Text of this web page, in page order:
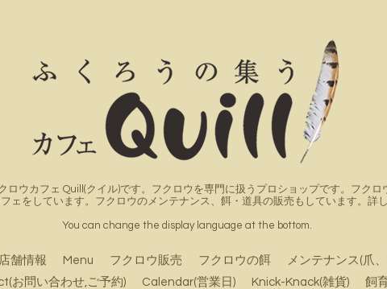
ロウカフェ Quill(クイル)です。フクロウを専門に扱うプロショップです。フク
ェをしています。フクロウのメンテナンス、餌・道具の販売もしています。詳
You can change the display language at the bottom.
店舗情報 Menu フクロウ販売 フクロウの餌 メンテナンス(爪
お問い合わせ,ご予約)
Calendar(営業日) Knick-Knack(雑貨)
飼